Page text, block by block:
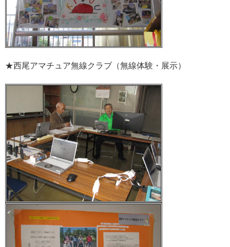
★西尾アマチュア無線クラブ（無線体験・展示）